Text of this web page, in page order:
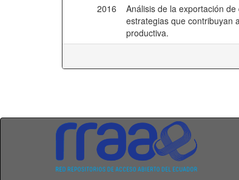
2016
Análisis de la exportación
estrategias que contribuyan
productiva.